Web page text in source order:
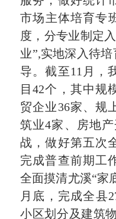
市场主体培育专
度，分专业制定
业”,实地深入待
导。截至11月，
目42个，其中规
贸企业36家、规
筑业4家、房地
战，做好第五次
完成普查前期工
全面摸清尤溪“家
月底，完成全县
小区划分及建筑